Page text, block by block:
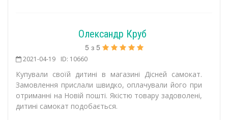
Олександр Круб
5 з 5
2021-04-19 ID: 10660
Купували своїй дитині в магазині Дісней самокат.
Замовлення прислали швидко, оплачували його при
отриманні на Новій пошті. Якістю товару задоволені,
дитині самокат подобається.